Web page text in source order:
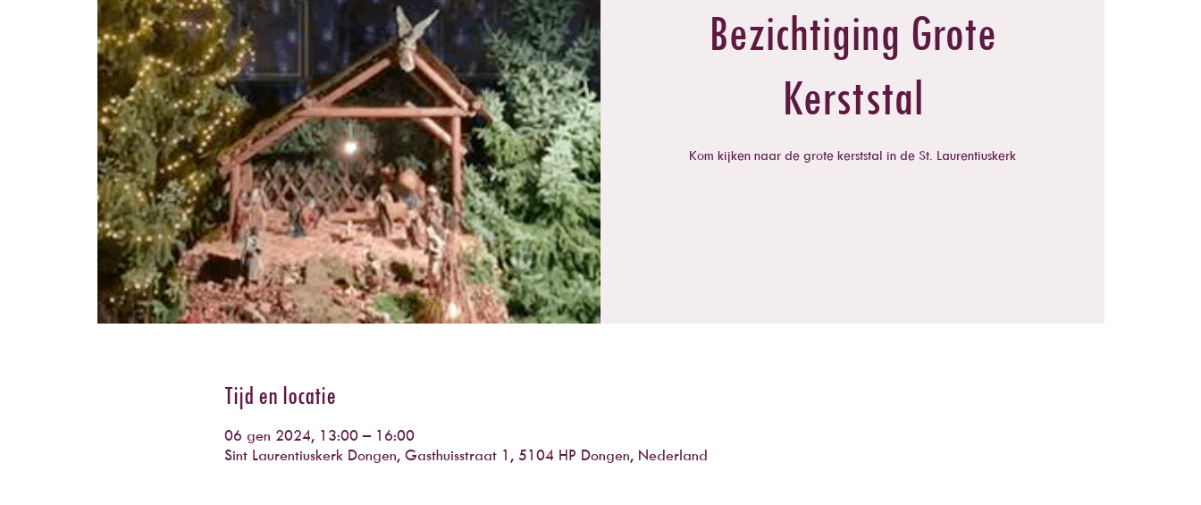
Bezichtiging Grote
Kerststal
Kom kijken naar de grote kerststal in de St. Laurentiuskerk
Tijd en locatie
06 gen 2024, 13:00 – 16:00
Sint Laurentiuskerk Dongen, Gasthuisstraat 1, 5104 HP Dongen, Nederland